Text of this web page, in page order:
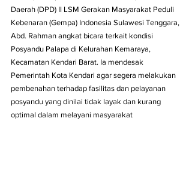
Daerah (DPD) II LSM Gerakan Masyarakat Peduli
Kebenaran (Gempa) Indonesia Sulawesi Tenggara,
Abd. Rahman angkat bicara terkait kondisi
Posyandu Palapa di Kelurahan Kemaraya,
Kecamatan Kendari Barat. Ia mendesak
Pemerintah Kota Kendari agar segera melakukan
pembenahan terhadap fasilitas dan pelayanan
posyandu yang dinilai tidak layak dan kurang
optimal dalam melayani masyarakat